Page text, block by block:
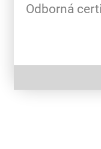
Odborná